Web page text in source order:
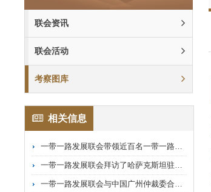
联会资讯
联会活动
考察图库
相关信息
一带一路发展联会带领近百名一带一路国家企业家参观前海
一带一路发展联会拜访了哈萨克斯坦驻港领事馆与哈萨克斯坦驻港总领事见面
一带一路发展联会与中国广州仲裁委合办广交会非洲交流会并签订合作备忘录